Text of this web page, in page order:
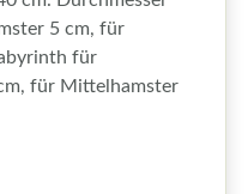
5 cm, für
für
für Mittelhamster